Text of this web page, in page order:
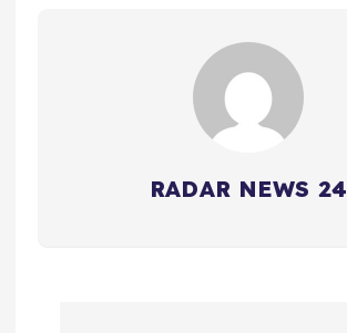
RADAR NEWS 24